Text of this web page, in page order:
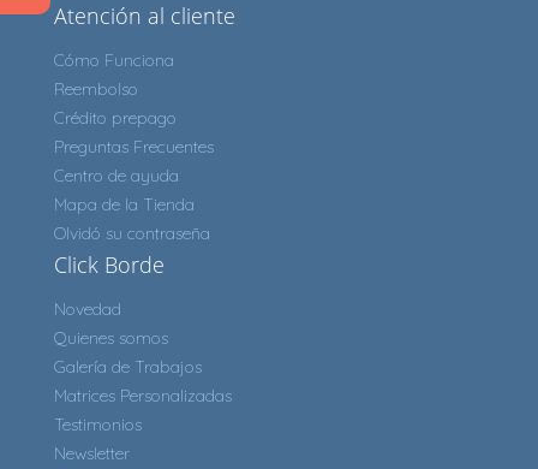
Atención al cliente
Cómo Funciona
Reembolso
Crédito prepago
Preguntas Frecuentes
Centro de ayuda
Mapa de la Tienda
Olvidó su contraseña
Click Borde
Novedad
Quienes somos
Galería de Trabajos
Matrices Personalizadas
Testimonios
Newsletter